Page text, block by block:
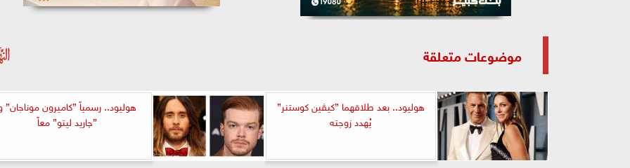
موضوعات متعلقة
هوليود.. بعد طلاقهما ”كيڤين كوستنر”
يُهدد زوجته
هوليود.. رسمياً ”كاميرون موناجان”
”چاريد ليتو” معاً